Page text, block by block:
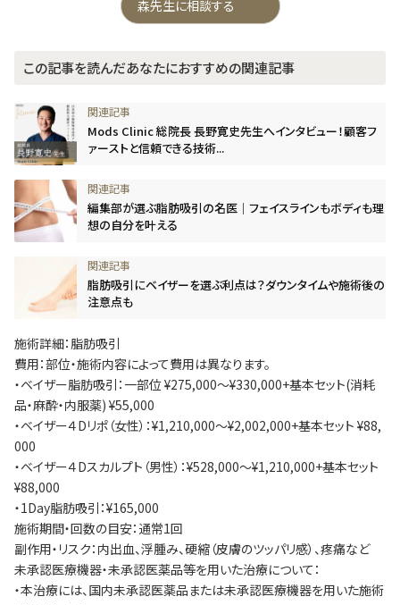
森先生に相談する
この記事を読んだあなたにおすすめの関連記事
Mods Clinic 総院長 長野寛史先生へインタビュー！顧客フ
ァーストと信頼できる技術...
編集部が選ぶ脂肪吸引の名医｜フェイスラインもボディも理
想の自分を叶える
脂肪吸引にベイザーを選ぶ利点は？ダウンタイムや施術後の
注意点も
施術詳細：脂肪吸引
費用：部位・施術内容によって費用は異なります。
・ベイザー脂肪吸引：一部位 ¥275,000～¥330,000+基本セット(消耗
品・麻酔・内服薬) ¥55,000
・ベイザー４Dリポ（女性）：¥1,210,000～¥2,002,000+基本セット ¥88,
000
・ベイザー４Dスカルプト（男性）：¥528,000～¥1,210,000+基本セット
¥88,000
・1Day脂肪吸引：¥165,000
施術期間・回数の目安：通常1回
副作用・リスク：内出血、浮腫み、硬縮（皮膚のツッパリ感）、疼痛など
未承認医療機器・未承認医薬品等を用いた治療について：
・本治療には、国内未承認医薬品または未承認医療機器を用いた施術